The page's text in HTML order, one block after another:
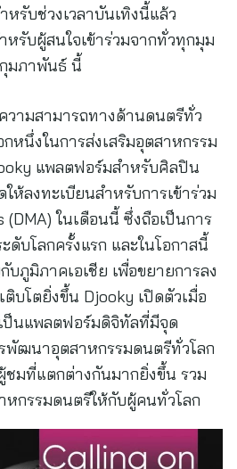
หรับช่วงเวลาบันเทิงนี้แล้ว
หรับผู้สนใจเข้าร่วมจากทั่วทุกมุม
มภาพันธ์ นี้
วามสามารถทางด้านดนตรีทั่ว
หนึ่งในการส่งเสริมอุตสาหกรรม
แพลตฟอร์มสำหรับศิลปิน
ห้ลงทะเบียนสำหรับการเข้าร่วม
(DMA) ในเดือนนี้ ซึ่งถือเป็นการ
ดับโลกครั้งแรก และในโอกาสนี้
ภูมิภาคเอเชีย เพื่อขยายการลง
บโตยิ่งขึ้น Djooky เปิดตัวเมื่อ
ป็นแพลตฟอร์มดิจิทัลที่มีจุด
พัฒนาอุตสาหกรรมดนตรีทั่วโลก
ชมที่แตกต่างกันมากยิ่งขึ้น รวม
หกรรมดนตรีให้กับผู้คนทั่วโลก